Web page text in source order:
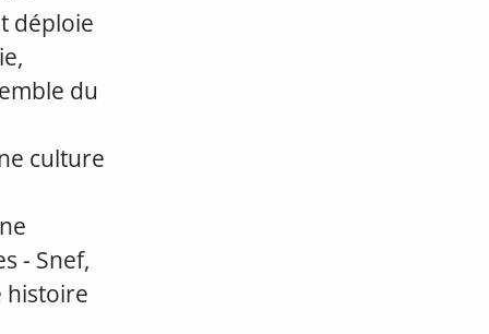
déploie
du
culture
- Snef,
histoire